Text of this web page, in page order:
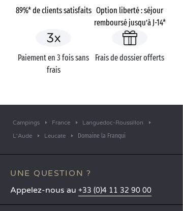
89%* de clients satisfaits Option liberté : séjour
remboursé jusqu’à J-14*
Paiement en 3 fois sans
frais
Frais de dossier offerts
Campings France
Languedoc-Roussillon
L'Aude
Leucate Domaine la Franqui
UNE QUESTION ?
Appelez-nous au +33 (0)4 11 32 90 00